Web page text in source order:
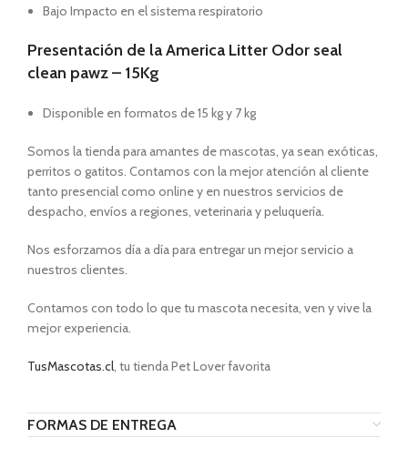
Bajo Impacto en el sistema respiratorio
Presentación de la America Litter Odor seal
clean pawz – 15Kg
Disponible en formatos de 15 kg y 7 kg
Somos la tienda para amantes de mascotas, ya sean exóticas,
perritos o gatitos. Contamos con la mejor atención al cliente
tanto presencial como online y en nuestros servicios de
despacho, envíos a regiones, veterinaria y peluquería.
Nos esforzamos día a día para entregar un mejor servicio a
nuestros clientes.
Contamos con todo lo que tu mascota necesita, ven y vive la
mejor experiencia.
TusMascotas.cl, tu tienda Pet Lover favorita
FORMAS DE ENTREGA